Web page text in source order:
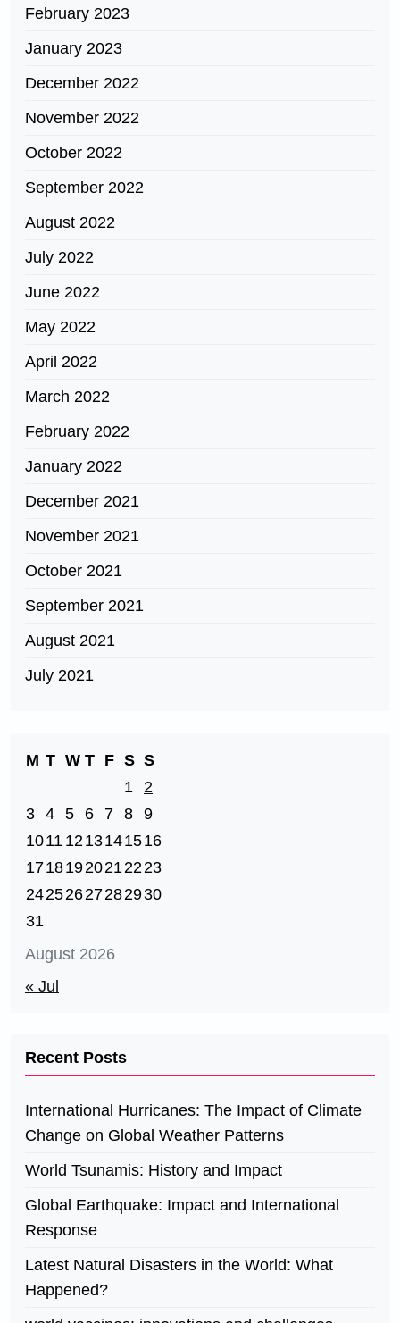
February 2023
January 2023
December 2022
November 2022
October 2022
September 2022
August 2022
July 2022
June 2022
May 2022
April 2022
March 2022
February 2022
January 2022
December 2021
November 2021
October 2021
September 2021
August 2021
July 2021
August 2026
M T W T F S S
1
2
3 4 5 6 7 8 9
1011 1213141516
17181920212223
24252627282930
31
« Jul
Recent Posts
International Hurricanes: The Impact of Climate
Change on Global Weather Patterns
World Tsunamis: History and Impact
Global Earthquake: Impact and International
Response
Latest Natural Disasters in the World: What
Happened?